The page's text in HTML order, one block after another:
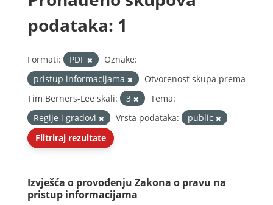
podataka: 1
Formati: PDF
Oznake:
pristup informacijama
Otvorenost skupa prema
Tim Berners-Lee skali:
3
Tema:
Regije i gradovi
Vrsta podataka:
public
Filtriraj rezultate
Izvješća o provođenju Zakona o pravu na
pristup informacijama